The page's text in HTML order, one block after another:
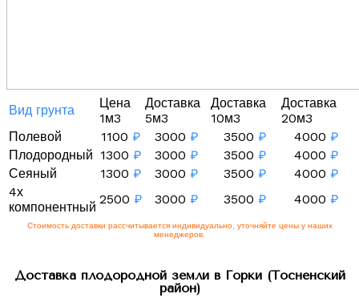
Вид грунта
Цена
1м3
Доставка
5м3
Доставка
10м3
Доставка
20м3
Полевой
1100 ₽ 3000 ₽ 3500 ₽ 4000 ₽
Плодородный 1300 ₽ 3000 ₽ 3500 ₽ 4000 ₽
Сеяный
1300 ₽ 3000 ₽ 3500 ₽ 4000 ₽
4х
компонентный
2500 ₽ 3000 ₽ 3500 ₽ 4000 ₽
Стоимость доставки рассчитывается индивидуально, уточняйте цены у наших
менеджеров.
Доставка плодородной земли в Горки (Тосненский
район)